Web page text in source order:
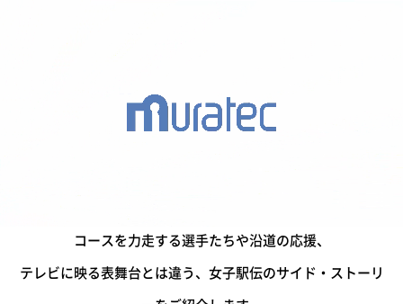
レースだけではない、
大会のサイド・ストーリー
コースを力走する選手たちや沿道の応援、
テレビに映る表舞台とは違う、女子駅伝のサイド・ストーリ